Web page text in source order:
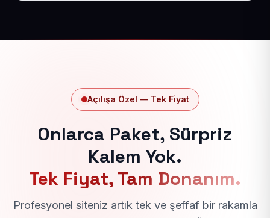
Açılışa Özel — Tek Fiyat
Onlarca Paket, Sürpriz
Kalem Yok.
Tek Fiyat, Tam Donanım.
Profesyonel siteniz artık tek ve şeffaf bir rakamla